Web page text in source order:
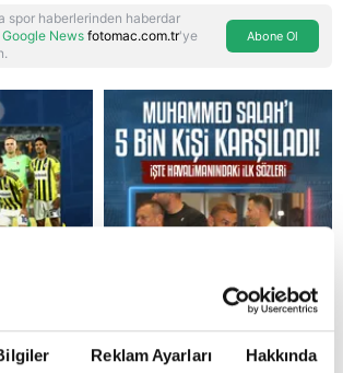
Reklam Ayarları Hakkında
spor haberlerinden haberdar
Google News fotomac.com.tr'ye
Abone Ol